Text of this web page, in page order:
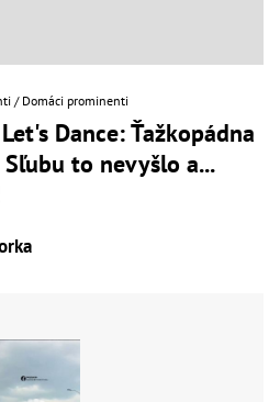
Domáci prominenti
Dance: Ťažkopádna
to nevyšlo a...